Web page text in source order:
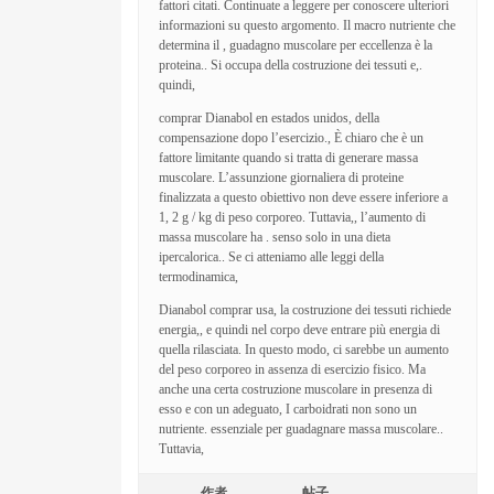
fattori citati. Continuate a leggere per conoscere ulteriori
informazioni su questo argomento. Il macro nutriente che
determina il , guadagno muscolare per eccellenza è la
proteina.. Si occupa della costruzione dei tessuti e,.
quindi,
comprar Dianabol en estados unidos, della
compensazione dopo l’esercizio., È chiaro che è un
fattore limitante quando si tratta di generare massa
muscolare. L’assunzione giornaliera di proteine ​​
finalizzata a questo obiettivo non deve essere inferiore a
1, 2 g / kg di peso corporeo. Tuttavia,, l’aumento di
massa muscolare ha . senso solo in una dieta
ipercalorica.. Se ci atteniamo alle leggi della
termodinamica,
Dianabol comprar usa, la costruzione dei tessuti richiede
energia,, e quindi nel corpo deve entrare più energia di
quella rilasciata. In questo modo, ci sarebbe un aumento
del peso corporeo in assenza di esercizio fisico. Ma
anche una certa costruzione muscolare in presenza di
esso e con un adeguato, I carboidrati non sono un
nutriente. essenziale per guadagnare massa muscolare..
Tuttavia,